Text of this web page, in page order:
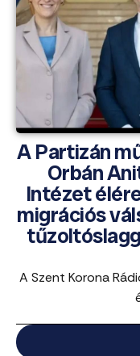
A Partizán
Orbán
Intézet
migrációs
A Szent Korona